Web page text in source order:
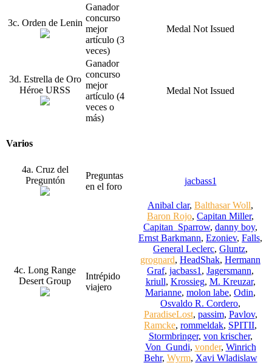
3c. Orden de Lenin
Ganador
concurso
mejor
artículo (3
veces)
Medal Not Issued
3d. Estrella de Oro
Héroe URSS
Ganador
concurso
mejor
artículo (4
veces o
más)
Medal Not Issued
Varios
4a. Cruz del
Preguntón
Preguntas
en el foro
jacbass1
4c. Long Range
Desert Group
Intrépido
viajero
Anibal clar, Balthasar Woll,
Baron Rojo, Capitan Miller,
Capitan_Sparrow, danny boy,
Ernst Barkmann, Ezoniev, Falls,
General Leclerc, Gluntz,
grognard, HeadShak, Hermann
Graf, jacbass1 , Jagersmann,
kriull, Krossieg, M. Kreuzar,
Marianne, molon labe, Odin,
Osvaldo R. Cordero,
ParadiseLost, passim, Pavlov,
Ramcke, rommeldak, SPITII,
Stormbringer, von krischer,
Von_Gundi, vonder, Winrich
Behr, Wyrm, Xavi Wladislaw